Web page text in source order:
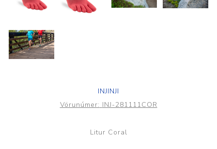
INJINJI
Vörunúmer: INJ-281111COR
Litur Coral